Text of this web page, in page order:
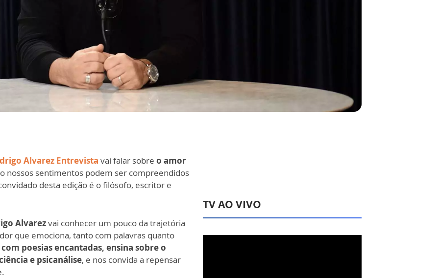
Alvarez Entrevista vai falar sobre o amor
nossos sentimentos podem ser compreendidos
desta edição é o filósofo, escritor e
Alvarezvai conhecer um pouco da trajetória
que emociona, tanto com palavras quanto
poesias encantadas, ensina sobre o
e psicanálise, e nos convida a repensar
TV AO VIVO